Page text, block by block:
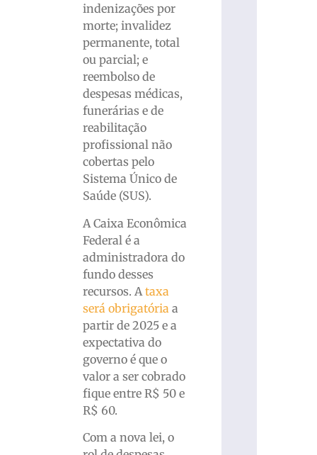
indenizações por
morte; invalidez
permanente, total
ou parcial; e
reembolso de
despesas médicas,
funerárias e de
reabilitação
profissional não
cobertas pelo
Sistema Único de
Saúde (SUS).
A Caixa Econômica
Federal é a
administradora do
fundo desses
recursos. Ataxa
será obrigatória a
partir de 2025 e a
expectativa do
governo é que o
valor a ser cobrado
fique entre R$ 50 e
R$ 60.
Com a nova lei, o